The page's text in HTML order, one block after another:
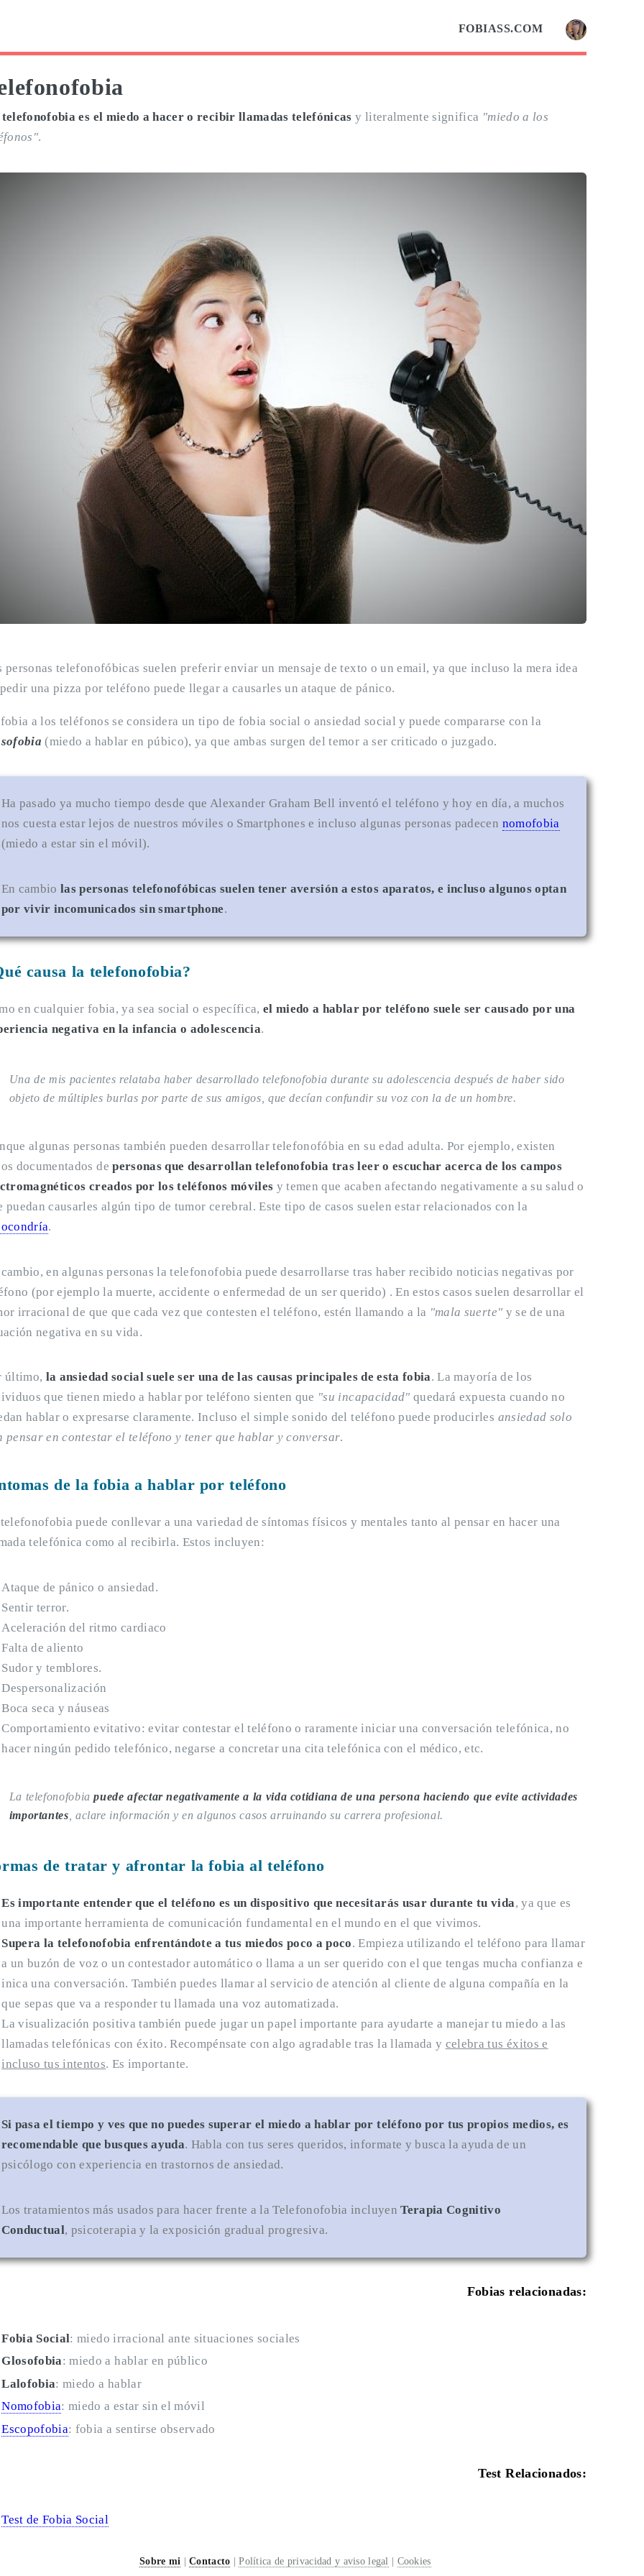
FOBIASS.COM
es el miedo a hacer o recibir llamadas telefónicas y literalmente significa "miedo a los
.
personas telefonofóbicas suelen preferir enviar un mensaje de texto o un email, ya que incluso la mera idea
una pizza por teléfono puede llegar a causarles un ataque de pánico.
a los teléfonos se considera un tipo de fobia social o ansiedad social y puede compararse con la
(miedo a hablar en púbico), ya que ambas surgen del temor a ser criticado o juzgado.
Ha pasado ya mucho tiempo desde que Alexander Graham Bell inventó el teléfono y hoy en día, a muchos
nos cuesta estar lejos de nuestros móviles o Smartphones e incluso algunas personas padecen nomofobia
(miedo a estar sin el móvil).
En cambiolas personas telefonofóbicas suelen tener aversión a estos aparatos, e incluso algunos optan
por vivir incomunicados sin smartphone.
causa la telefonofobia?
en cualquier fobia, ya sea social o específica, el miedo a hablar por teléfono suele ser causado por una
negativa en la infancia o adolescencia.
Una de mis pacientes relataba haber desarrollado telefonofobia durante su adolescencia después de haber sido
objeto de múltiples burlas por parte de sus amigos, que decían confundir su voz con la de un hombre.
algunas personas también pueden desarrollar telefonofóbia en su edad adulta. Por ejemplo, existen
documentados depersonas que desarrollan telefonofobia tras leer o escuchar acerca de los campos
creados por los teléfonos móviles y temen que acaben afectando negativamente a su salud o
puedan causarles algún tipo de tumor cerebral. Este tipo de casos suelen estar relacionados con la
.
en algunas personas la telefonofobia puede desarrollarse tras haber recibido noticias negativas por
(por ejemplo la muerte, accidente o enfermedad de un ser querido) . En estos casos suelen desarrollar el
irracional de que que cada vez que contesten el teléfono, estén llamando a la "mala suerte" y se de una
negativa en su vida.
último, la ansiedad social suele ser una de las causas principales de esta fobia. La mayoría de los
que tienen miedo a hablar por teléfono sienten que "su incapacidad" quedará expuesta cuando no
hablar o expresarse claramente. Incluso el simple sonido del teléfono puede producirles ansiedad solo
pensar en contestar el teléfono y tener que hablar y conversar.
de la fobia a hablar por teléfono
puede conllevar a una variedad de síntomas físicos y mentales tanto al pensar en hacer una
telefónica como al recibirla. Estos incluyen:
Ataque de pánico o ansiedad.
Sentir terror.
Aceleración del ritmo cardiaco
Falta de aliento
Sudor y temblores.
Despersonalización
Boca seca y náuseas
Comportamiento evitativo: evitar contestar el teléfono o raramente iniciar una conversación telefónica, no
hacer ningún pedido telefónico, negarse a concretar una cita telefónica con el médico, etc.
La telefonofobiapuede afectar negativamente a la vida cotidiana de una persona haciendo que evite actividades
importantes , aclare información y en algunos casos arruinando su carrera profesional.
de tratar y afrontar la fobia al teléfono
Es importante entender que el teléfono es un dispositivo que necesitarás usar durante tu vida, ya que es
una importante herramienta de comunicación fundamental en el mundo en el que vivimos.
Supera la telefonofobia enfrentándote a tus miedos poco a poco. Empieza utilizando el teléfono para llamar
a un buzón de voz o un contestador automático o llama a un ser querido con el que tengas mucha confianza e
inica una conversación. También puedes llamar al servicio de atención al cliente de alguna compañía en la
que sepas que va a responder tu llamada una voz automatizada.
La visualización positiva también puede jugar un papel importante para ayudarte a manejar tu miedo a las
llamadas telefónicas con éxito. Recompénsate con algo agradable tras la llamada y celebra tus éxitos e
incluso tus intentos. Es importante.
Si pasa el tiempo y ves que no puedes superar el miedo a hablar por teléfono por tus propios medios, es
recomendable que busques ayuda. Habla con tus seres queridos, informate y busca la ayuda de un
psicólogo con experiencia en trastornos de ansiedad.
Los tratamientos más usados para hacer frente a la Telefonofobia incluyenTerapia Cognitivo
Conductual, psicoterapia y la exposición gradual progresiva.
Fobias relacionadas:
Fobia Social: miedo irracional ante situaciones sociales
Glosofobia: miedo a hablar en público
Lalofobia: miedo a hablar
Nomofobia: miedo a estar sin el móvil
Escopofobia: fobia a sentirse observado
Test Relacionados:
Test de Fobia Social
Sobre mi |Contacto |Política de privacidad y aviso legal | Cookies